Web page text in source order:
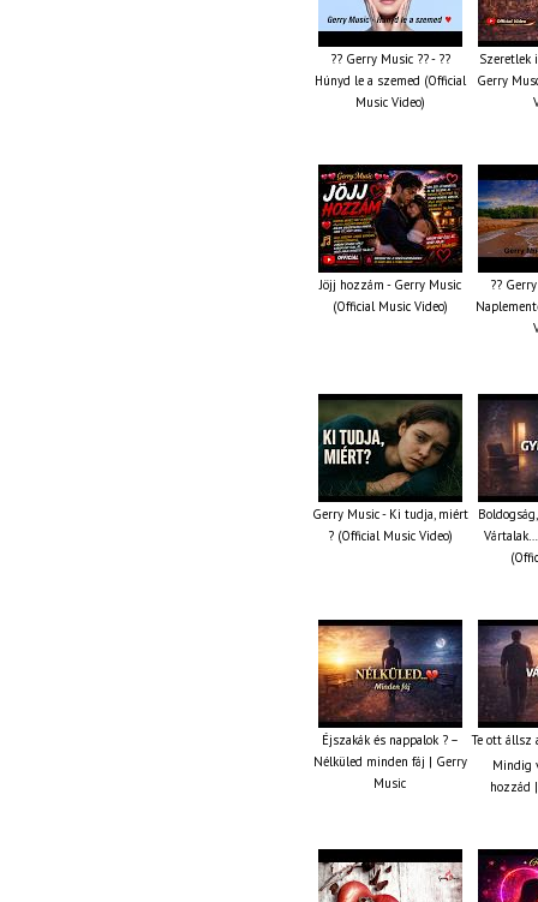
?? Gerry Music ?? - ??
Húnyd le a szemed (Official
Music Video)
Szeretlek
Gerry
Jöjj hozzám - Gerry Music
(Official Music Video)
??
Gerry Music - Ki tudja, miért
? (Official Music Video)
Éjszakák és nappalok ? –
Nélküled minden fáj | Gerry
Music
Te ott
Mindig
hozzád